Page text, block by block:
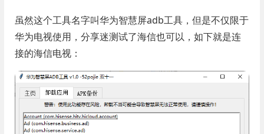
虽然这个工具名字叫华为智慧屏adb工具，但是不仅限于
华为电视使用，分享迷测试了海信也可以，如下就是连
接的海信电视：